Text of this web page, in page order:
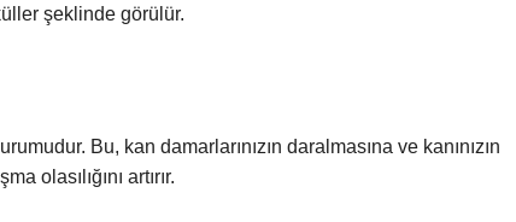
şeklinde görülür.
Bu, kan damarlarınızın daralmasına ve kanınızın
olasılığını artırır.